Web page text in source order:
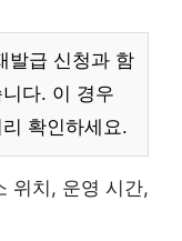
발급 신청과 함
다. 이 경우
확인하세요.
위치, 운영 시간,